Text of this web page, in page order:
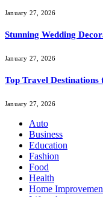
January 27, 2026
Stunning Wedding
January 27, 2026
Top Travel Destinations
January 27, 2026
Auto
Business
Education
Fashion
Food
Health
Home